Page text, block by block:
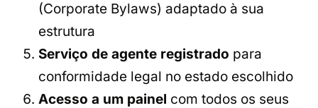
(Corporate Bylaws) adaptado à sua
estrutura
Serviço de agente registrado para
conformidade legal no estado escolhido
Acesso a um painel com todos os seus